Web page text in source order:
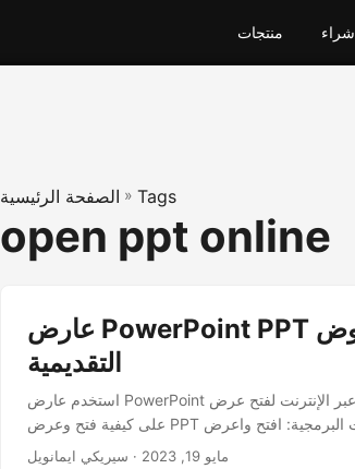
منتجات شراء
الصفحة الرئيسية » Tags
open ppt online
عارض PowerPoint PPT عبر الإنترنت - عرض عروض PPT
التقديمية
استخدم عارض PowerPoint عبر الإنترنت لفتح عرض PPT وعرضه. اعرض شرائح PowerPoint في متصفحك. تعرف
مايو 19, 2023 · سيريكي ايمانويل